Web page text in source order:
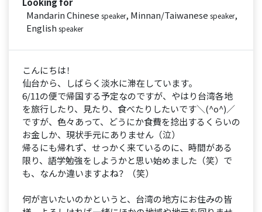
Mandarin Chinese speaker, Minnan/Taiwanese speaker,
English speaker
こんにちは！
仙台から、しばらく淡水に滞在しています。
6/11の便で帰国する予定なのですが、やはり台湾各地
を旅行したり、見たり、食べたりしたいです＼(^o^)／
ですが、色々あって、どうにか食費を捻出するくらいの
お金しか、現状手元にありません（泣）
帰るにも帰れず、せっかく来ているのに、時間がある
限り、語学勉強をしようかと思い始めました（笑）で
も、なんか違いますよね？（笑）
何が言いたいのかというと、台湾の地方にお住みの皆